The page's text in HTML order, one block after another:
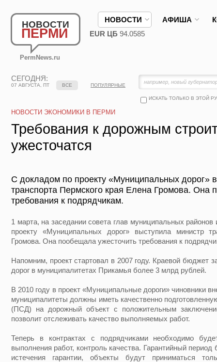
НОВОСТИ
ПЕРМИ
PermNews.ru
НОВОСТИ АФИША
EUR ЦБ 94.0585
СЕГОДНЯ:
07 АВГУСТА, ПТ
ИСКАТЬ ТОЛЬКО В ЭТОЙ
ВСЕ ПОПУЛЯРНЫЕ
НОВОСТИ ЭКОНОМИКИ В ПЕРМИ
Требования к дорожным
ужесточатся
С докладом по проекту «Муниципальных дорог»
транспорта Пермского края Елена Громова. Она
требования к подрядчикам.
1 марта, на заседании совета глав муниципальных районов
проекту «Муниципальных дорог» выступила министр
Громова. Она пообещала ужесточить требования к
Напомним, проект стартовал в 2007 году. Краевой бюджет
дорог в муниципалитетах Прикамья более 3 млрд рублей.
В 2010 году в проект «Муниципальные дороги» чиновники
муниципалитеты должны иметь качественно
(ПСД) на дорожный объект с положительным
позволит отслеживать качество выполняемых работ.
Теперь в контрактах с подрядчиками необходимо
выполнения работ, контроль качества. Гарантийный
истечения гарантии, объекты будут приниматься